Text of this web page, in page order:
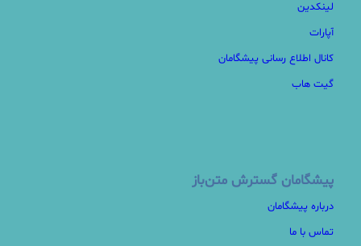
لینکدین
آپارات
کانال اطلاع رسانی پیشگامان
گیت هاب
پیشگامان گسترش متن‌باز
درباره پیشگامان
تماس با ما